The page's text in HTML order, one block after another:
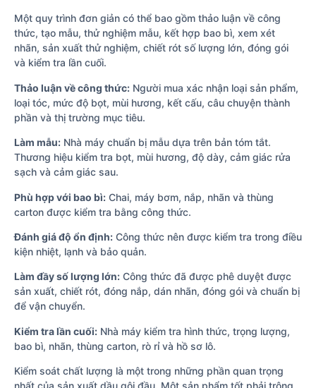
Một quy trình đơn giản có thể bao gồm thảo luận về công
thức, tạo mẫu, thử nghiệm mẫu, kết hợp bao bì, xem xét
nhãn, sản xuất thử nghiệm, chiết rót số lượng lớn, đóng gói
và kiểm tra lần cuối.
Thảo luận về công thức: Người mua xác nhận loại sản phẩm,
loại tóc, mức độ bọt, mùi hương, kết cấu, câu chuyện thành
phần và thị trường mục tiêu.
Làm mẫu: Nhà máy chuẩn bị mẫu dựa trên bản tóm tắt.
Thương hiệu kiểm tra bọt, mùi hương, độ dày, cảm giác rửa
sạch và cảm giác sau.
Phù hợp với bao bì: Chai, máy bơm, nắp, nhãn và thùng
carton được kiểm tra bằng công thức.
Đánh giá độ ổn định: Công thức nên được kiểm tra trong điều
kiện nhiệt, lạnh và bảo quản.
Làm đầy số lượng lớn: Công thức đã được phê duyệt được
sản xuất, chiết rót, đóng nắp, dán nhãn, đóng gói và chuẩn bị
để vận chuyển.
Kiểm tra lần cuối: Nhà máy kiểm tra hình thức, trọng lượng,
bao bì, nhãn, thùng carton, rò rỉ và hồ sơ lô.
Kiểm soát chất lượng là một trong những phần quan trọng
nhất của sản xuất dầu gội đầu. Một sản phẩm tốt phải trông